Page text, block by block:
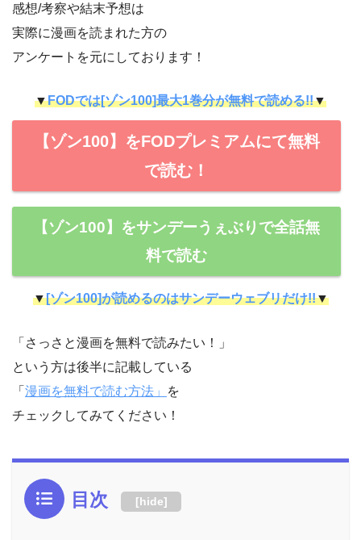
感想/考察や結末予想は
実際に漫画を読まれた方の
アンケートを元にしております！
▼FODでは[ゾン100]最大1巻分が無料で読める!!▼
【ゾン100】をFODプレミアムにて無料
で読む！
【ゾン100】をサンデーうぇぶりで全話無
料で読む
▼[ゾン100]が読めるのはサンデーウェブリだけ!!▼
「さっさと漫画を無料で読みたい！」
という方は後半に記載している
「 漫画を無料で読む方法」
を
チェックしてみてください！
目次 [hide]